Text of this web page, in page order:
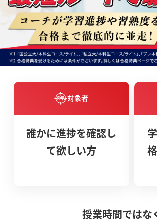
対象者
誰かに進捗を確認し
て欲しい方
授業時間ではな